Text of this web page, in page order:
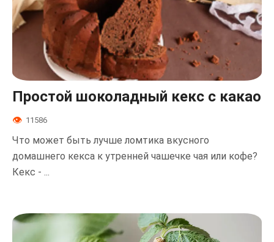
Простой шоколадный кекс с какао
11586
Что может быть лучше ломтика вкусного
домашнего кекса к утренней чашечке чая или кофе?
Кекс - ...